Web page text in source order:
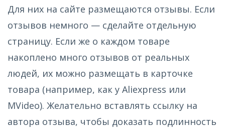
Для них на сайте размещаются отзывы. Если
отзывов немного — сделайте отдельную
страницу. Если же о каждом товаре
накоплено много отзывов от реальных
людей, их можно размещать в карточке
товара (например, как у Aliexpress или
MVideo). Желательно вставлять ссылку на
автора отзыва, чтобы доказать подлинность